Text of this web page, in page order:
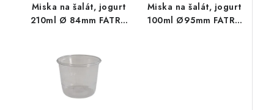
Miska na šalát, jogurt
210ml Ø 84mm FATRA
Miska na šalát, jogurt
100ml Ø95mm FATRA